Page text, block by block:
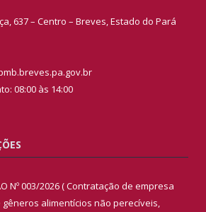
637 – Centro – Breves, Estado do Pará
08:00 às 14:00
Nº 003/2026 ( Contratação de empresa
alimentícios não perecíveis,